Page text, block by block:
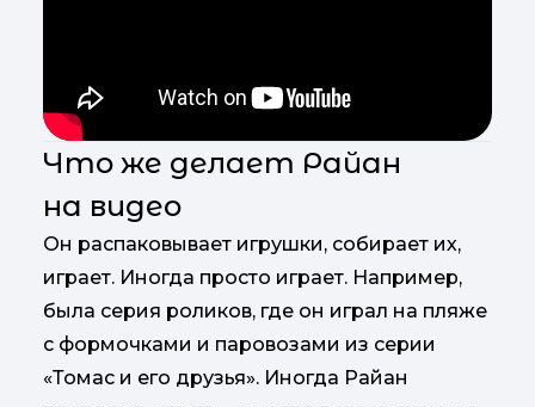
Что же делает Райан
на видео
Он распаковывает игрушки, собирает их,
играет. Иногда просто играет. Например,
была серия роликов, где он играл на пляже
с формочками и паровозами из серии
«Томас и его друзья». Иногда Райан